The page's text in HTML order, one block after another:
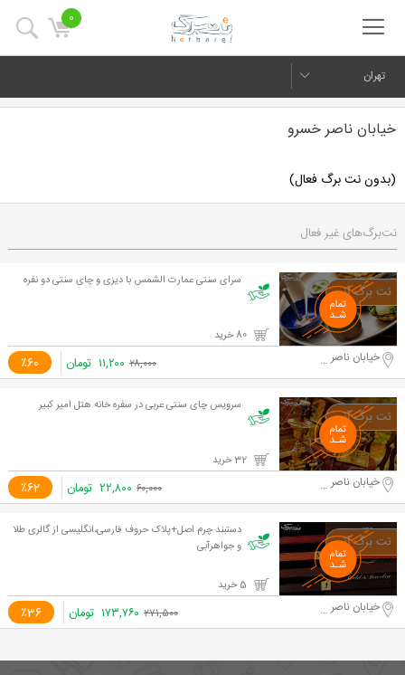
0
تهران
خیابان ناصر خسرو
(بدون نت برگ فعال)
نت‌برگ‌های غیر فعال
سرای سنتی عمارت الشمس با دیزی و چای سنتی دو نفره
٪60 خیابان ناصر خسرو ۲۸,۰۰۰ ۱۱,۲۰۰ تومان
سرویس چای سنتی عربی در سفره خانه هتل امیر کبیر
٪62 خیابان ناصر خسرو ۶۰,۰۰۰ ۲۲,۸۰۰ تومان
دستبند چرم اصل+پلاک حروف فارسی،انگلیسی از گالری طلا
و جواهرآبی
٪36 خیابان ناصر خسرو ۲۷۱,۵۰۰ ۱۷۳,۷۶۰ تومان